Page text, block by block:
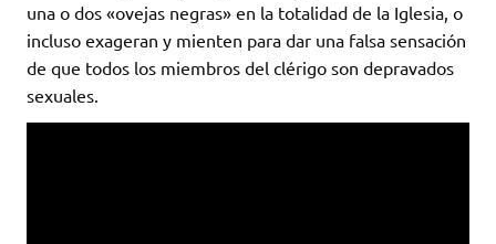
una o dos «ovejas negras» en la totalidad de la Iglesia, o
incluso exageran y mienten para dar una falsa sensación
de que todos los miembros del clérigo son depravados
sexuales.